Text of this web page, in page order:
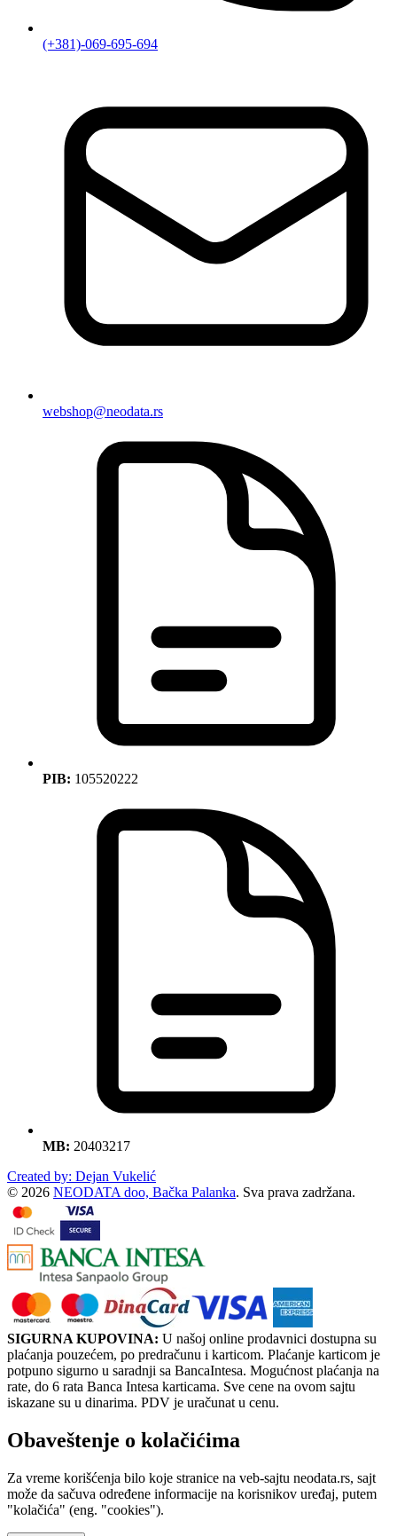
(+381)-069-695-694
webshop@neodata.rs
PIB: 105520222
MB: 20403217
Created by: Dejan Vukelić
© 2026 NEODATA doo, Bačka Palanka. Sva prava zadržana.
SIGURNA KUPOVINA: U našoj online prodavnici dostupna su
plaćanja pouzećem, po predračunu i karticom. Plaćanje karticom je
potpuno sigurno u saradnji sa BancaIntesa. Mogućnost plaćanja na
rate, do 6 rata Banca Intesa karticama. Sve cene na ovom sajtu
iskazane su u dinarima. PDV je uračunat u cenu.
Obaveštenje o kolačićima
Za vreme korišćenja bilo koje stranice na veb-sajtu neodata.rs, sajt
može da sačuva određene informacije na korisnikov uređaj, putem
"kolačića" (eng. "cookies").